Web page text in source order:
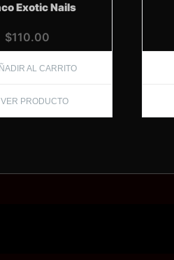
Exotic Nails
$110.00
AL CARRITO
VER PRODUCTO